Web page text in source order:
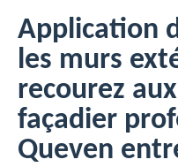
Application
les murs
recourez
façadier
Queven